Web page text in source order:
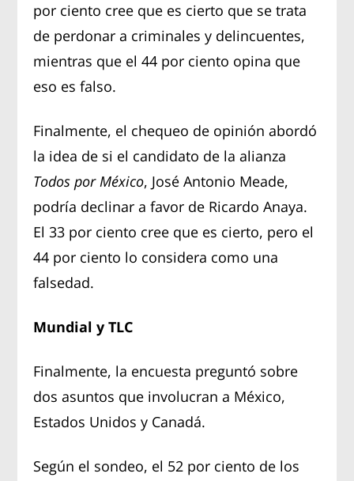
por ciento cree que es cierto que se trata
de perdonar a criminales y delincuentes,
mientras que el 44 por ciento opina que
eso es falso.
Finalmente, el chequeo de opinión abordó
la idea de si el candidato de la alianza
Todos por México, José Antonio Meade,
podría declinar a favor de Ricardo Anaya.
El 33 por ciento cree que es cierto, pero el
44 por ciento lo considera como una
falsedad.
Mundial y TLC
Finalmente, la encuesta preguntó sobre
dos asuntos que involucran a México,
Estados Unidos y Canadá.
Según el sondeo, el 52 por ciento de los